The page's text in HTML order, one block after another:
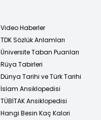
Video Haberler
TDK Sözlük Anlamları
Üniversite Taban Puanları
Rüya Tabirleri
Dünya Tarihi ve Türk Tarihi
İslam Ansiklopedisi
TÜBİTAK Ansiklopedisi
Hangi Besin Kaç Kalori